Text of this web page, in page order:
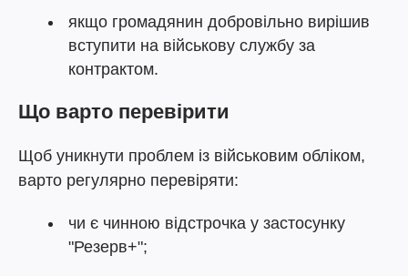
якщо громадянин добровільно вирішив
вступити на військову службу за
контрактом.
Що варто перевірити
Щоб уникнути проблем із військовим обліком,
варто регулярно перевіряти:
чи є чинною відстрочка у застосунку
"Резерв+";